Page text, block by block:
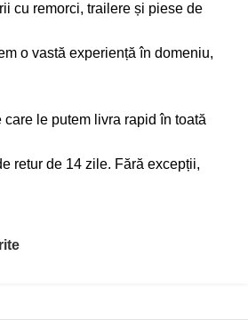
cu remorci, trailere și piese de
o vastă experiență în domeniu,
le putem livra rapid în toată
retur de 14 zile. Fără excepții,